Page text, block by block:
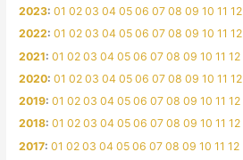
2023:01 02 03 04 05 06 07 08 09 10 11 12
2022:01 02 03 04 05 06 07 08 09 10 11 12
2021:01 02 03 04 05 06 07 08 09 10 11 12
2020:01 02 03 04 05 06 07 08 09 10 11 12
2019:01 02 03 04 05 06 07 08 09 10 11 12
2018:01 02 03 04 05 06 07 08 09 10 11 12
2017:01 02 03 04 05 06 07 08 09 10 11 12